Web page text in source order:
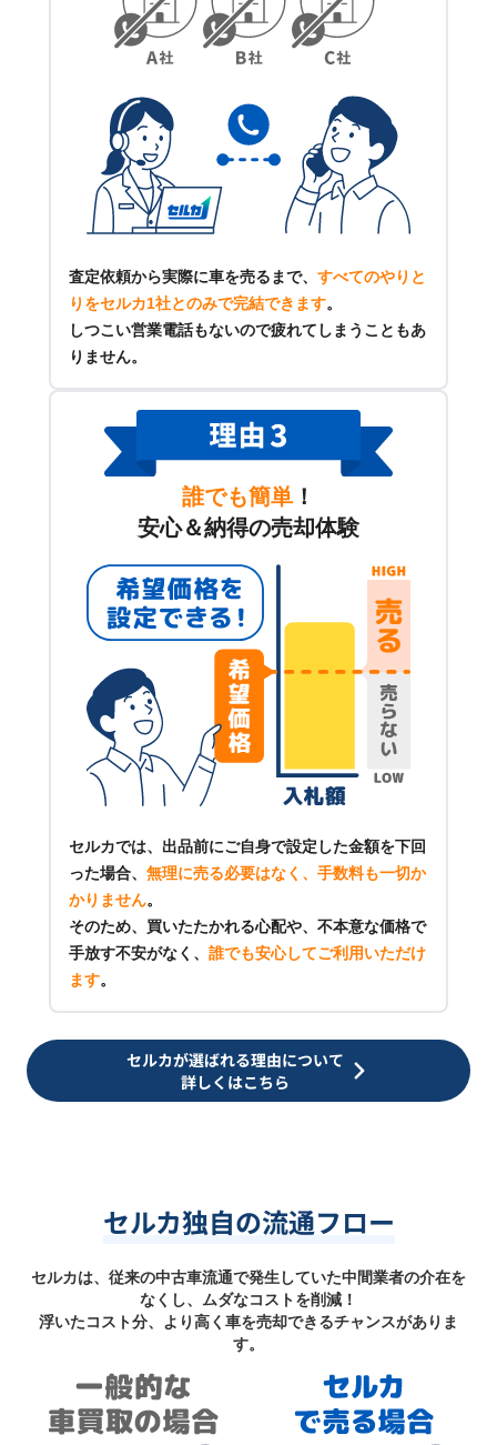
査定依頼から実際に車を売るまで、 すべてのやりと
りをセルカ1社とのみで完結できます。
しつこい営業電話もないので疲れてしまうこともあ
りません。
誰でも簡単 ！
安心＆納得の売却体験
セルカでは、出品前にご自身で設定した金額を下回
った場合、 無理に売る必要はなく、手数料も一切か
かりません。
そのため、買いたたかれる心配や、不本意な価格で
手放す不安がなく、 誰でも安心してご利用いただけ
ます。
セルカが選ばれる理由について
詳しくはこちら
セルカ独自の流通フロー
セルカは、従来の中古車流通で発生していた中間業者の介在を
なくし、ムダなコストを削減！
浮いたコスト分、より高く車を売却できるチャンスがありま
す。